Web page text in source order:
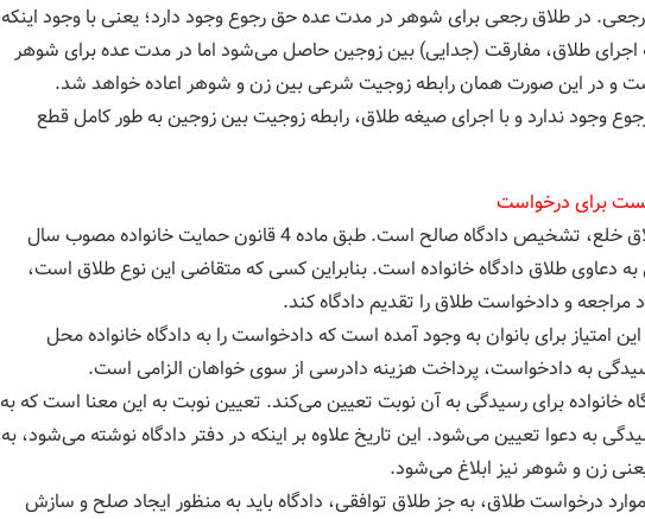
در طلاق رجعی برای شوهر در مدت عده حق رجوع وجود دارد؛ یعنی با وجود اینكه
اجرای طلاق، مفارقت (جدایی) بین زوجین حاصل می‌شود اما در مدت عده برای شوهر
در این صورت همان رابطه زوجیت شرعی بین زن و شوهر اعاده خواهد شد.
وجود ندارد و با اجرای صیغه طلاق، رابطه زوجیت بین زوجین به طور كامل قطع
برای درخواست
گام نخست برای درخواست طلاق خلع، تشخیص دادگاه صالح است. طبق ماده 4 قانون حمایت خانواده مصوب سال
به دعاوی طلاق دادگاه خانواده است. بنابراین کسی که متقاضی این نوع طلاق است،
مراجعه و دادخواست طلاق را تقدیم دادگاه کند.
امتیاز برای بانوان به وجود آمده است که دادخواست را به دادگاه خانواده محل
به دادخواست، پرداخت هزینه دادرسی از سوی خواهان الزامی است.
خانواده برای رسیدگی به آن نوبت تعیین می‌کند. تعیین نوبت به این معنا است که به
به دعوا تعیین می‌شود. این تاریخ علاوه بر اینکه در دفتر دادگاه نوشته می‌شود، به
زن و شوهر نیز ابلاغ می‌شود.
درخواست طلاق، به جز طلاق توافقی، دادگاه باید به منظور ایجاد صلح و سازش